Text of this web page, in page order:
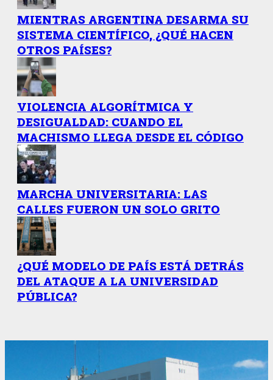
MIENTRAS ARGENTINA DESARMA SU
SISTEMA CIENTÍFICO, ¿QUÉ HACEN
OTROS PAÍSES?
VIOLENCIA ALGORÍTMICA Y
DESIGUALDAD: CUANDO EL
MACHISMO LLEGA DESDE EL CÓDIGO
MARCHA UNIVERSITARIA: LAS
CALLES FUERON UN SOLO GRITO
¿QUÉ MODELO DE PAÍS ESTÁ DETRÁS
DEL ATAQUE A LA UNIVERSIDAD
PÚBLICA?